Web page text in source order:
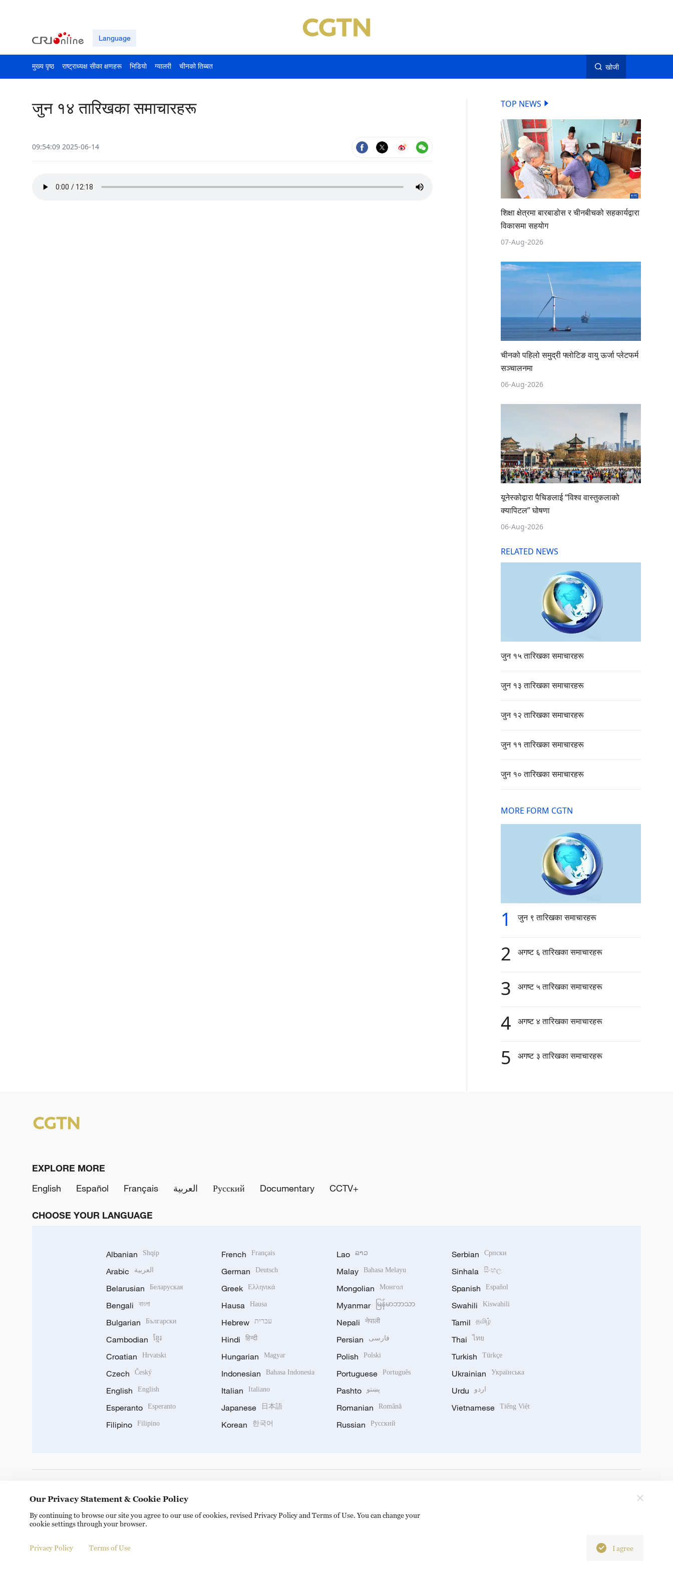
Language
मुख्य पृष्ठ राष्ट्राध्यक्ष सीका क्षणहरू भिडियो ग्यालरी चीनको तिब्बत खोजी
जुन १४ तारिखका समाचारहरू
09:54:09 2025-06-14
TOP NEWS
शिक्षा क्षेत्रमा बारबाडोस र चीनबीचको सहकार्यद्वारा
विकासमा सहयोग
07-Aug-2026
चीनको पहिलो समुद्री फ्लोटिङ वायु ऊर्जा प्लेटफर्म
सञ्चालनमा
06-Aug-2026
यूनेस्कोद्वारा पैचिङलाई “विश्व वास्तुकलाको
क्यापिटल” घोषणा
06-Aug-2026
RELATED NEWS
जुन १५ तारिखका समाचारहरू
जुन १३ तारिखका समाचारहरू
जुन १२ तारिखका समाचारहरू
जुन ११ तारिखका समाचारहरू
जुन १० तारिखका समाचारहरू
MORE FORM CGTN
1 जुन ९ तारिखका समाचारहरू
2 अगष्ट ६ तारिखका समाचारहरू
3 अगष्ट ५ तारिखका समाचारहरू
4 अगष्ट ४ तारिखका समाचारहरू
5 अगष्ट ३ तारिखका समाचारहरू
EXPLORE MORE
English
Español Français العربية Русский Documentary CCTV+
CHOOSE YOUR LANGUAGE
Albanian Shqip
Arabic العربية
Belarusian Беларуская
Bengali বাংলা
Bulgarian Български
Cambodian ខ្មែរ
Croatian Hrvatski
Czech Český
English English
Esperanto Esperanto
Filipino Filipino
French Français
German Deutsch
Greek Ελληνικά
Hausa Hausa
Hebrew עברית
Hindi हिन्दी
Hungarian Magyar
Indonesian Bahasa Indonesia
Italian Italiano
Japanese 日本語
Korean 한국어
Lao ລາວ
Malay Bahasa Melayu
Mongolian Монгол
Myanmar မြန်မာဘာသာ
Nepali नेपाली
Persian فارسی
Polish Polski
Portuguese Português
Pashto پښتو
Romanian Română
Russian Русский
Serbian Српски
Sinhala සිංහල
Spanish Español
Swahili Kiswahili
Tamil தமிழ்
Thai ไทย
Turkish Türkçe
Ukrainian Українська
Urdu اردو
Vietnamese Tiếng Việt
© China Radio International.CRI. All Rights Reserved. 16A Shijingshan Road, Beijing, China. 100040
Our Privacy Statement & Cookie Policy
By continuing to browse our site you agree to our use of cookies, revised Privacy Policy and Terms of Use. You can change your
cookie settings through your browser.
Privacy Policy Terms of Use I agree